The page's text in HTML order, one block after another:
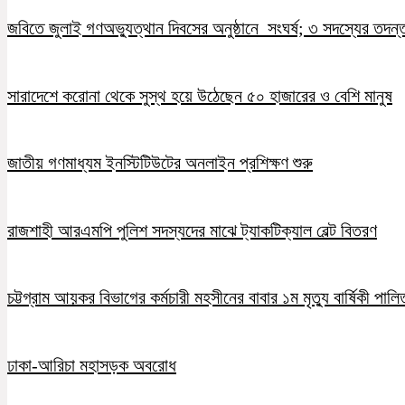
জবিতে জুলাই গণঅভ্যুত্থান দিবসের অনুষ্ঠানে সংঘর্ষ; ৩ সদস্যের
সারাদেশে করোনা থেকে সুস্থ হয়ে উঠেছেন ৫০ হাজারের ও বেশি মানুষ
জাতীয় গণমাধ্যম ইনস্টিটিউটের অনলাইন প্রশিক্ষণ শুরু
রাজশাহী আরএমপি পুলিশ সদস্যদের মাঝে ট্যাকটিক্যাল বেল্ট বিতরণ
চট্টগ্রাম আয়কর বিভাগের কর্মচারী মহসীনের বাবার ১ম মৃত্যু বার্ষিকী
ঢাকা-আরিচা মহাসড়ক অবরোধ